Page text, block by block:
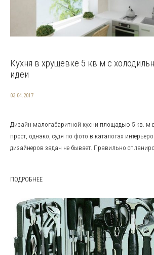
Кухня в хрущевке 5 кв м с
идеи
03.04.2017
Дизайн малогабаритной кухни площадью 5 кв. м в
прост, однако, судя по фото в каталогах
дизайнеров задач не бывает. Правильно
ПОДРОБНЕЕ